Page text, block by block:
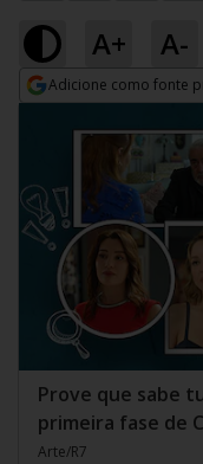
A+ A-
Adicione como fonte
Prove que sabe
primeira fase de
Arte/R7